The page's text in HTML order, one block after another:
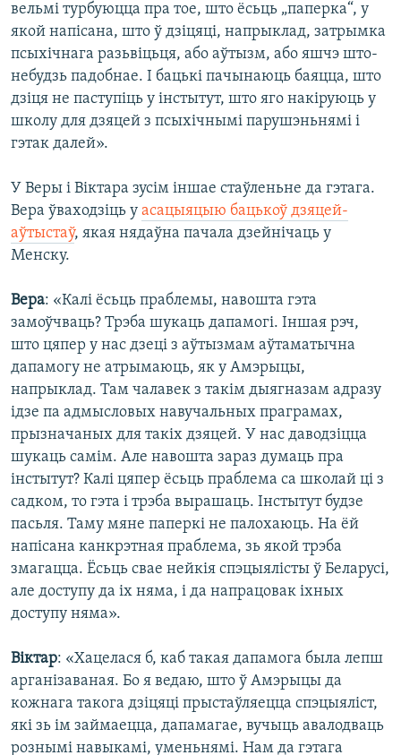
вельмі турбуюцца пра тое, што ёсьць „паперка“, у
якой напісана, што ў дзіцяці, напрыклад, затрымка
псыхічнага разьвіцьця, або аўтызм, або яшчэ што-
небудзь падобнае. І бацькі пачынаюць баяцца, што
дзіця не паступіць у інстытут, што яго накіруюць у
школу для дзяцей з псыхічнымі парушэньнямі і
гэтак далей».
У Веры і Віктара зусім іншае стаўленьне да гэтага.
Вера ўваходзіць у асацыяцыю бацькоў дзяцей-
аўтыстаў, якая нядаўна пачала дзейнічаць у
Менску.
Вера: «Калі ёсьць праблемы, навошта гэта
замоўчваць? Трэба шукаць дапамогі. Іншая рэч,
што цяпер у нас дзеці з аўтызмам аўтаматычна
дапамогу не атрымаюць, як у Амэрыцы,
напрыклад. Там чалавек з такім дыягназам адразу
ідзе па адмысловых навучальных праграмах,
прызначаных для такіх дзяцей. У нас даводзіцца
шукаць самім. Але навошта зараз думаць пра
інстытут? Калі цяпер ёсьць праблема са школай ці з
садком, то гэта і трэба вырашаць. Інстытут будзе
пасьля. Таму мяне паперкі не палохаюць. На ёй
напісана канкрэтная праблема, зь якой трэба
змагацца. Ёсьць свае нейкія спэцыялісты ў Беларусі,
але доступу да іх няма, і да напрацовак іхных
доступу няма».
Віктар: «Хацелася б, каб такая дапамога была лепш
арганізаваная. Бо я ведаю, што ў Амэрыцы да
кожнага такога дзіцяці прыстаўляецца спэцыяліст,
які зь ім займаецца, дапамагае, вучыць авалодваць
рознымі навыкамі, уменьнямі. Нам да гэтага